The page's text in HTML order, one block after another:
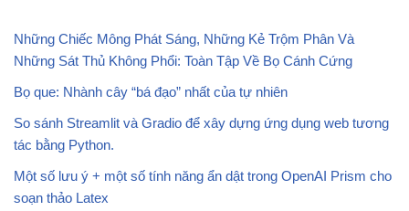
Những Chiếc Mông Phát Sáng, Những Kẻ Trộm Phân Và
Những Sát Thủ Không Phổi: Toàn Tập Về Bọ Cánh Cứng
Bọ que: Nhành cây “bá đạo” nhất của tự nhiên
So sánh Streamlit và Gradio để xây dựng ứng dụng web tương
tác bằng Python.
Một số lưu ý + một số tính năng ẩn dật trong OpenAI Prism cho
soạn thảo Latex